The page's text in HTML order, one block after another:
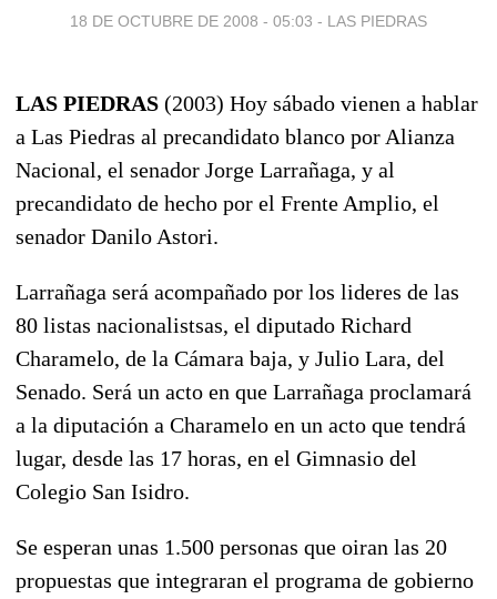
18 DE OCTUBRE DE 2008 - 05:03 - LAS PIEDRAS
LAS PIEDRAS (2003) Hoy sábado vienen a hablar
a Las Piedras al precandidato blanco por Alianza
Nacional, el senador Jorge Larrañaga, y al
precandidato de hecho por el Frente Amplio, el
senador Danilo Astori.
Larrañaga será acompañado por los lideres de las
80 listas nacionalistsas, el diputado Richard
Charamelo, de la Cámara baja, y Julio Lara, del
Senado. Será un acto en que Larrañaga proclamará
a la diputación a Charamelo en un acto que tendrá
lugar, desde las 17 horas, en el Gimnasio del
Colegio San Isidro.
Se esperan unas 1.500 personas que oiran las 20
propuestas que integraran el programa de gobierno